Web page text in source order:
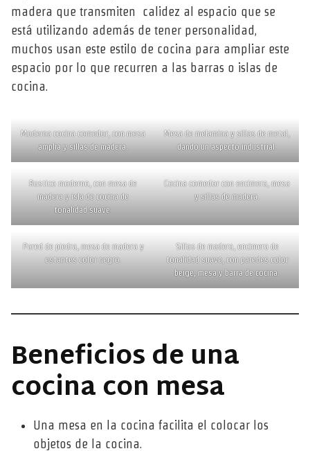
madera que transmiten calidez al espacio que se
está utilizando además de tener personalidad,
muchos usan este estilo de cocina para ampliar este
espacio por lo que recurren a las barras o islas de
cocina.
Moderna cocina comedor, con mesa
amplia y sillas de madera.
Mesa de melamina y sillas de metal,
dando un aspecto industrial.
Rustico moderno, con mesa de
madera y isla de cocina de
tonalidad suave.
Cocina comedor con encimera, mesa
y sillas de madera.
Pared de piedra, mesa de madera y
estantes color negro.
Sillas de madera, encimera de
tonalidad suave, con paredes color
beige, mesa y barra de cocina.
Beneficios de una
cocina con mesa
Una mesa en la cocina facilita el colocar los
objetos de la cocina.